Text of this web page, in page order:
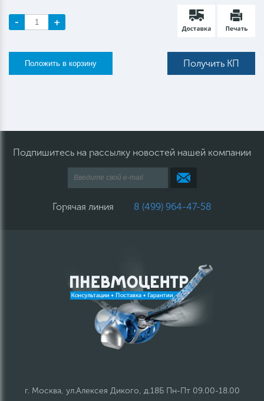
- +
Получить КП
Подпишитесь на рассылку новостей нашей компании
Горячая линия 8 (499) 964-47-58
г. Москва, ул.Алексея Дикого, д.18Б Пн-Пт 09.00-18.00